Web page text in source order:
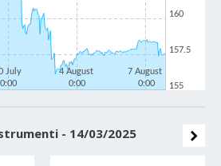
July
0:00
4 August
0:00
7 August
0:00
155
157.5
160
- 14/03/2025